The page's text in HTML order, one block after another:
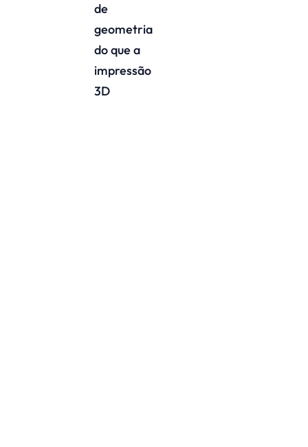
de
geometria
do que a
impressão
3D